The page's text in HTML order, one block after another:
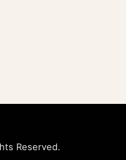
Reserved.